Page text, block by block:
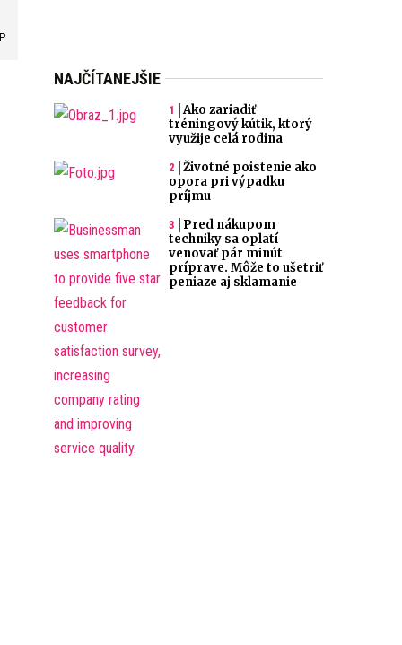
NAJČÍTANEJŠIE
Ako zariadiť
tréningový kútik, ktorý
využije celá rodina
Životné poistenie ako
opora pri výpadku
príjmu
Pred nákupom
techniky sa oplatí
venovať pár minút
príprave. Môže to ušetriť
peniaze aj sklamanie